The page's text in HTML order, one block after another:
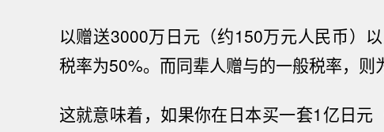
以赠送3000万日元（约150万元人民币）
税率为50%。而同辈人赠与的一般税率，则
这就意味着，如果你在日本买一套1亿日元